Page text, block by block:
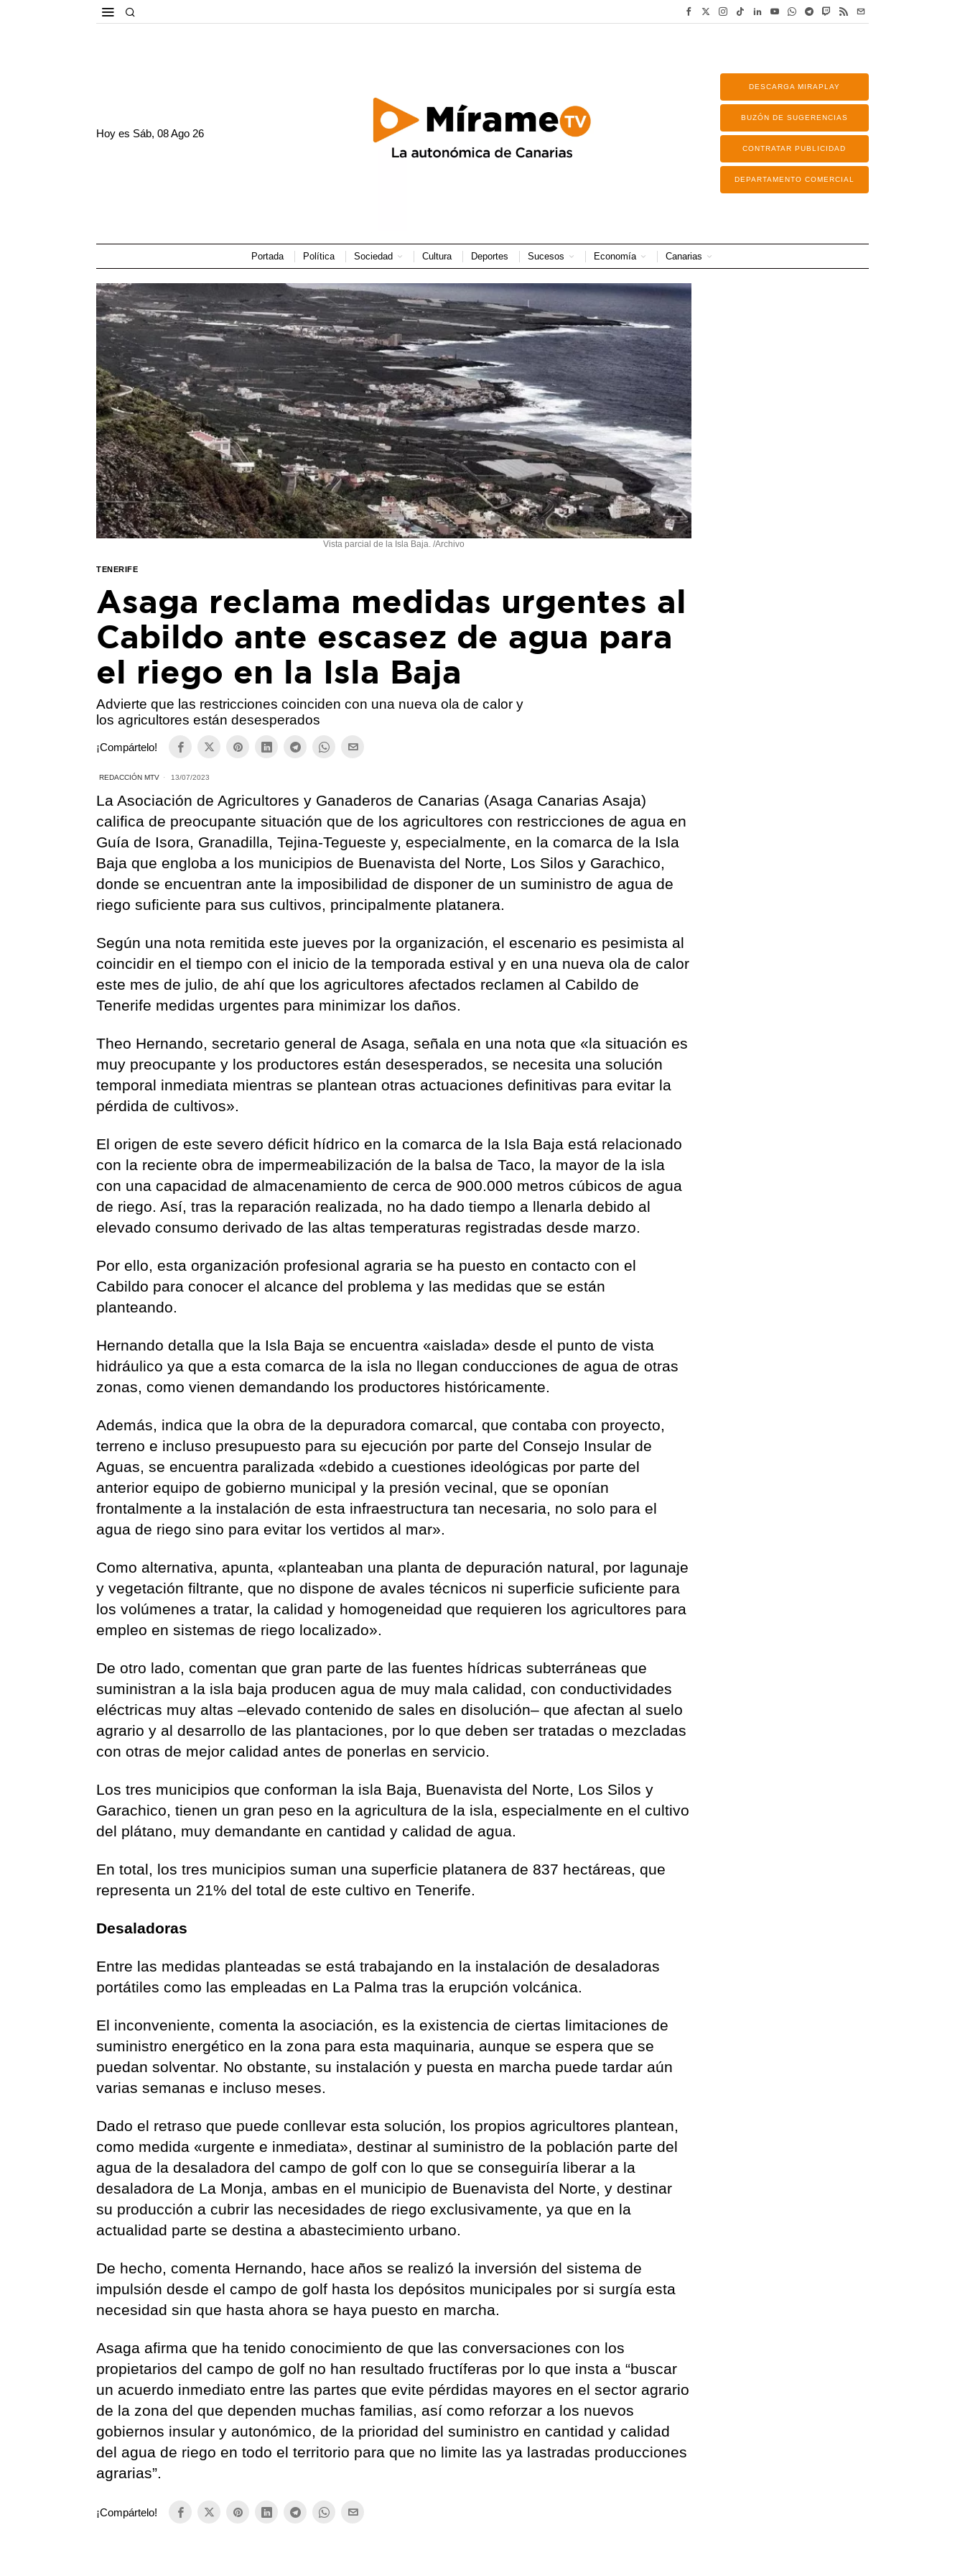
Hoy es Sáb, 08 Ago 26
DESCARGA MIRAPLAY
BUZÓN DE SUGERENCIAS
CONTRATAR PUBLICIDAD
DEPARTAMENTO COMERCIAL
Portada Política Sociedad Cultura Deportes Sucesos Economía Canarias
Vista parcial de la Isla Baja. /Archivo
TENERIFE
Asaga reclama medidas urgentes al
Cabildo ante escasez de agua para
el riego en la Isla Baja
Advierte que las restricciones coinciden con una nueva ola de calor y
los agricultores están desesperados
¡Compártelo!
REDACCIÓN MTV 13/07/2023
La Asociación de Agricultores y Ganaderos de Canarias (Asaga Canarias Asaja)
califica de preocupante situación que de los agricultores con restricciones de agua en
Guía de Isora, Granadilla, Tejina-Tegueste y, especialmente, en la comarca de la Isla
Baja que engloba a los municipios de Buenavista del Norte, Los Silos y Garachico,
donde se encuentran ante la imposibilidad de disponer de un suministro de agua de
riego suficiente para sus cultivos, principalmente platanera.
Según una nota remitida este jueves por la organización, el escenario es pesimista al
coincidir en el tiempo con el inicio de la temporada estival y en una nueva ola de calor
este mes de julio, de ahí que los agricultores afectados reclamen al Cabildo de
Tenerife medidas urgentes para minimizar los daños.
Theo Hernando, secretario general de Asaga, señala en una nota que «la situación es
muy preocupante y los productores están desesperados, se necesita una solución
temporal inmediata mientras se plantean otras actuaciones definitivas para evitar la
pérdida de cultivos».
El origen de este severo déficit hídrico en la comarca de la Isla Baja está relacionado
con la reciente obra de impermeabilización de la balsa de Taco, la mayor de la isla
con una capacidad de almacenamiento de cerca de 900.000 metros cúbicos de agua
de riego. Así, tras la reparación realizada, no ha dado tiempo a llenarla debido al
elevado consumo derivado de las altas temperaturas registradas desde marzo.
Por ello, esta organización profesional agraria se ha puesto en contacto con el
Cabildo para conocer el alcance del problema y las medidas que se están
planteando.
Hernando detalla que la Isla Baja se encuentra «aislada» desde el punto de vista
hidráulico ya que a esta comarca de la isla no llegan conducciones de agua de otras
zonas, como vienen demandando los productores históricamente.
Además, indica que la obra de la depuradora comarcal, que contaba con proyecto,
terreno e incluso presupuesto para su ejecución por parte del Consejo Insular de
Aguas, se encuentra paralizada «debido a cuestiones ideológicas por parte del
anterior equipo de gobierno municipal y la presión vecinal, que se oponían
frontalmente a la instalación de esta infraestructura tan necesaria, no solo para el
agua de riego sino para evitar los vertidos al mar».
Como alternativa, apunta, «planteaban una planta de depuración natural, por lagunaje
y vegetación filtrante, que no dispone de avales técnicos ni superficie suficiente para
los volúmenes a tratar, la calidad y homogeneidad que requieren los agricultores para
empleo en sistemas de riego localizado».
De otro lado, comentan que gran parte de las fuentes hídricas subterráneas que
suministran a la isla baja producen agua de muy mala calidad, con conductividades
eléctricas muy altas –elevado contenido de sales en disolución– que afectan al suelo
agrario y al desarrollo de las plantaciones, por lo que deben ser tratadas o mezcladas
con otras de mejor calidad antes de ponerlas en servicio.
Los tres municipios que conforman la isla Baja, Buenavista del Norte, Los Silos y
Garachico, tienen un gran peso en la agricultura de la isla, especialmente en el cultivo
del plátano, muy demandante en cantidad y calidad de agua.
En total, los tres municipios suman una superficie platanera de 837 hectáreas, que
representa un 21% del total de este cultivo en Tenerife.
Desaladoras
Entre las medidas planteadas se está trabajando en la instalación de desaladoras
portátiles como las empleadas en La Palma tras la erupción volcánica.
El inconveniente, comenta la asociación, es la existencia de ciertas limitaciones de
suministro energético en la zona para esta maquinaria, aunque se espera que se
puedan solventar. No obstante, su instalación y puesta en marcha puede tardar aún
varias semanas e incluso meses.
Dado el retraso que puede conllevar esta solución, los propios agricultores plantean,
como medida «urgente e inmediata», destinar al suministro de la población parte del
agua de la desaladora del campo de golf con lo que se conseguiría liberar a la
desaladora de La Monja, ambas en el municipio de Buenavista del Norte, y destinar
su producción a cubrir las necesidades de riego exclusivamente, ya que en la
actualidad parte se destina a abastecimiento urbano.
De hecho, comenta Hernando, hace años se realizó la inversión del sistema de
impulsión desde el campo de golf hasta los depósitos municipales por si surgía esta
necesidad sin que hasta ahora se haya puesto en marcha.
Asaga afirma que ha tenido conocimiento de que las conversaciones con los
propietarios del campo de golf no han resultado fructíferas por lo que insta a “buscar
un acuerdo inmediato entre las partes que evite pérdidas mayores en el sector agrario
de la zona del que dependen muchas familias, así como reforzar a los nuevos
gobiernos insular y autonómico, de la prioridad del suministro en cantidad y calidad
del agua de riego en todo el territorio para que no limite las ya lastradas producciones
agrarias”.
¡Compártelo!